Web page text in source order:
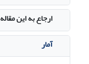
ارجاع به این مقاله
آمار